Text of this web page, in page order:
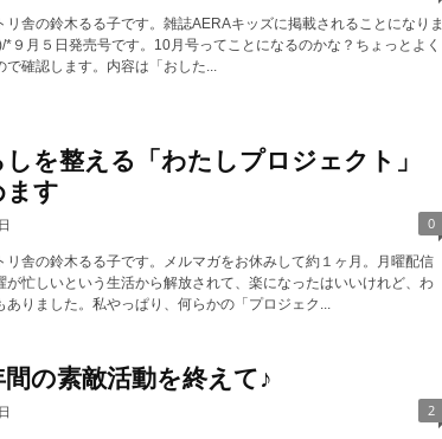
リ舎の鈴木るる子です。雑誌AERAキッズに掲載されることになりま
*９月５日発売号です。10月号ってことになるのかな？ちょっとよく
で確認します。内容は「おした...
を整える「わたしプロジェクト」
ます
0
リ舎の鈴木るる子です。メルマガをお休みして約１ヶ月。月曜配信
が忙しいという生活から解放されて、楽になったはいいけれど、わ
ありました。私やっぱり、何らかの「プロジェク...
間の素敵活動を終えて♪
2